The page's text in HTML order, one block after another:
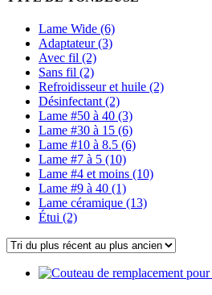
Lame Wide (6)
Adaptateur (3)
Avec fil (2)
Sans fil (2)
Refroidisseur et huile (2)
Désinfectant (2)
Lame #50 à 40 (3)
Lame #30 à 15 (6)
Lame #10 à 8.5 (6)
Lame #7 à 5 (10)
Lame #4 et moins (10)
Lame #9 à 40 (1)
Lame céramique (13)
Étui (2)